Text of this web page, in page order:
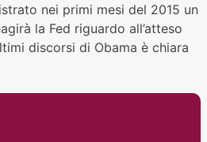
nei primi mesi del 2015 un
la Fed riguardo all’atteso
discorsi di Obama è chiara